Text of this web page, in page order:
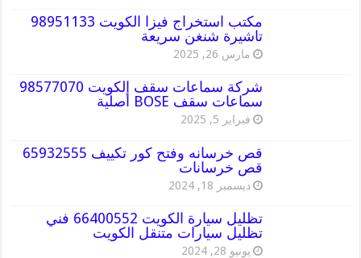
مكتب استخراج فيزا الكويت 98951133
تاشيرة شنغن سريعة
مارس 26, 2025
شركة سماعات سقف الكويت 98577070
سماعات سقف BOSE أصلية
فبراير 5, 2025
قص خرسانه وفتح كور تكييف 65932555
قص خرسانات
ديسمبر 18, 2024
تظليل سيارة الكويت 66400552 فني
تظليل سيارات متنقل الكويت
يونيو 28, 2024